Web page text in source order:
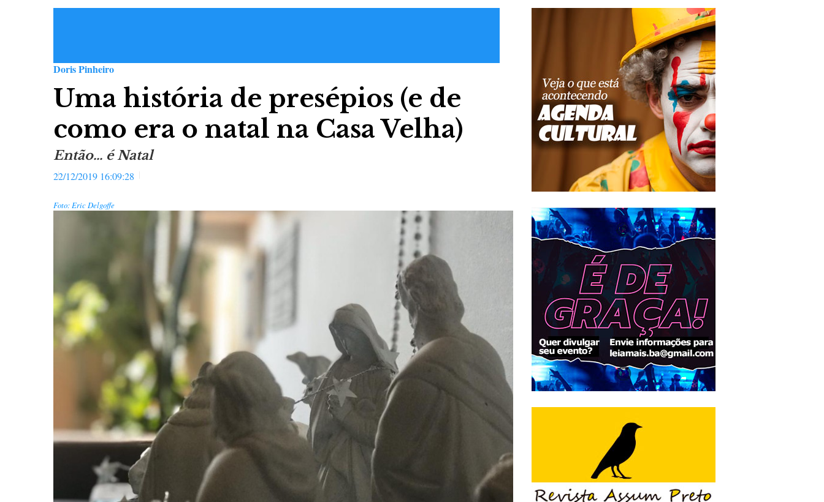
Doris Pinheiro
Uma história de presépios (e de
como era o natal na Casa Velha)
Então... é Natal
22/12/2019 16:09:28
Foto: Eric Delgoffe